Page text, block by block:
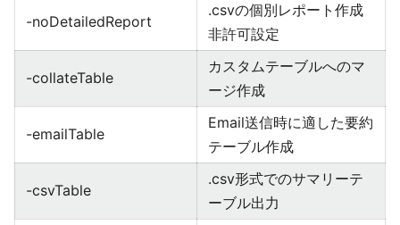
-noDetailedReport
.csvの個別レポート作成
非許可設定
-collateTable
カスタムテーブルへのマ
ージ作成
-emailTable
Email送信時に適した要約
テーブル作成
-csvTable
.csv形式でのサマリーテ
ーブル出力